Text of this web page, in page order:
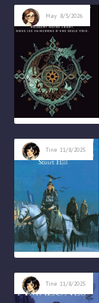
May 8/3/2026
Tine 11/8/2025
Tine 11/8/2025